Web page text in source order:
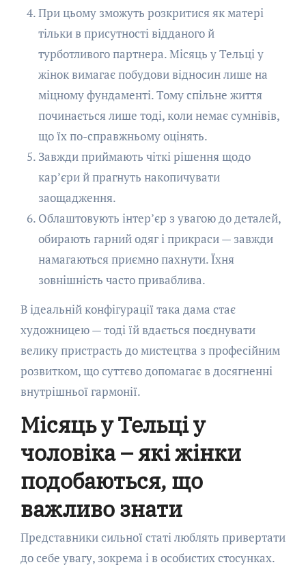
При цьому зможуть розкритися як матері
тільки в присутності відданого й
турботливого партнера. Місяць у Тельці у
жінок вимагає побудови відносин лише на
міцному фундаменті. Тому спільне життя
починається лише тоді, коли немає сумнівів,
що їх по-справжньому оцінять.
Завжди приймають чіткі рішення щодо
кар’єри й прагнуть накопичувати
заощадження.
Облаштовують інтер’єр з увагою до деталей,
обирають гарний одяг і прикраси — завжди
намагаються приємно пахнути. Їхня
зовнішність часто приваблива.
В ідеальній конфігурації така дама стає
художницею — тоді їй вдається поєднувати
велику пристрасть до мистецтва з професійним
розвитком, що суттєво допомагає в досягненні
внутрішньої гармонії.
Місяць у Тельці у
чоловіка – які жінки
подобаються, що
важливо знати
Представники сильної статі люблять привертати
до себе увагу, зокрема і в особистих стосунках.